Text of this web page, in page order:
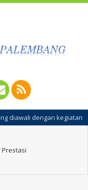
Masa Pengenalan
Prestasi